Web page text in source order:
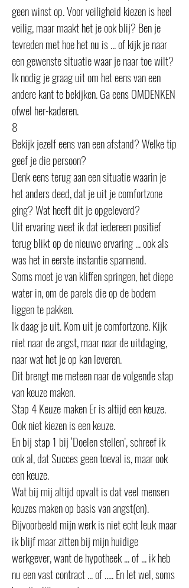
geen winst op. Voor veiligheid kiezen is heel
veilig, maar maakt het je ook blij? Ben je
tevreden met hoe het nu is ... of kijk je naar
een gewenste situatie waar je naar toe wilt?
Ik nodig je graag uit om het eens van een
andere kant te bekijken. Ga eens OMDENKEN
ofwel her-kaderen.
8
Bekijk jezelf eens van een afstand? Welke tip
geef je die persoon?
Denk eens terug aan een situatie waarin je
het anders deed, dat je uit je comfortzone
ging? Wat heeft dit je opgeleverd?
Uit ervaring weet ik dat iedereen positief
terug blikt op de nieuwe ervaring ... ook als
was het in eerste instantie spannend.
Soms moet je van kliffen springen, het diepe
water in, om de parels die op de bodem
liggen te pakken.
Ik daag je uit. Kom uit je comfortzone. Kijk
niet naar de angst, maar naar de uitdaging,
naar wat het je op kan leveren.
Dit brengt me meteen naar de volgende stap
van keuze maken.
Stap 4 Keuze maken Er is altijd een keuze.
Ook niet kiezen is een keuze.
En bij stap 1 bij ‘Doelen stellen’, schreef ik
ook al, dat Succes geen toeval is, maar ook
een keuze.
Wat bij mij altijd opvalt is dat veel mensen
keuzes maken op basis van angst(en).
Bijvoorbeeld mijn werk is niet echt leuk maar
ik blijf maar zitten bij mijn huidige
werkgever, want de hypotheek ... of ... ik heb
nu een vast contract ... of ..... En let wel, soms